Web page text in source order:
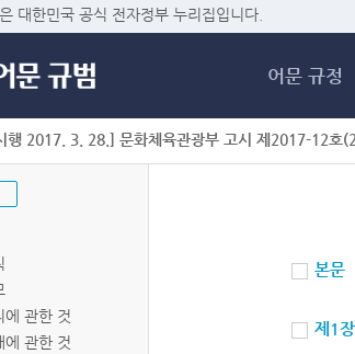
대한민국 공식 전자정부 누리집입니다.
어문 규정
행 2017. 3. 28.] 문화체육관광부 고시 제2017-12호
에 관한 것
에 관한 것
본문
제1